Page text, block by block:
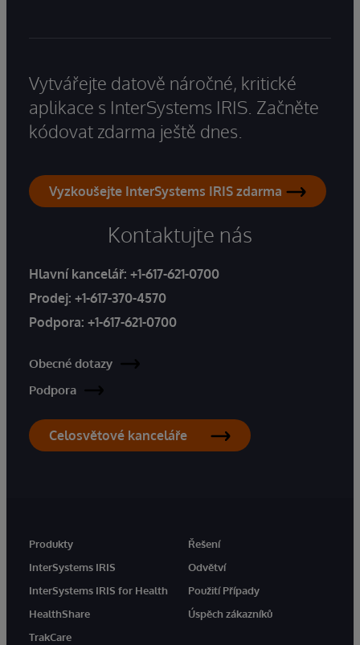
Vytvářejte datově náročné, kritické
aplikace s InterSystems IRIS. Začněte
kódovat zdarma ještě dnes.
Vyzkoušejte InterSystems IRIS zdarma
Kontaktujte nás
Hlavní kancelář: +1-617-621-0700
Prodej: +1-617-370-4570
Podpora: +1-617-621-0700
Obecné dotazy
Podpora
Celosvětové kanceláře
Produkty
InterSystems IRIS
InterSystems IRIS for Health
HealthShare
TrakCare
Řešení
Odvětví
Použití Případy
Úspěch zákazníků